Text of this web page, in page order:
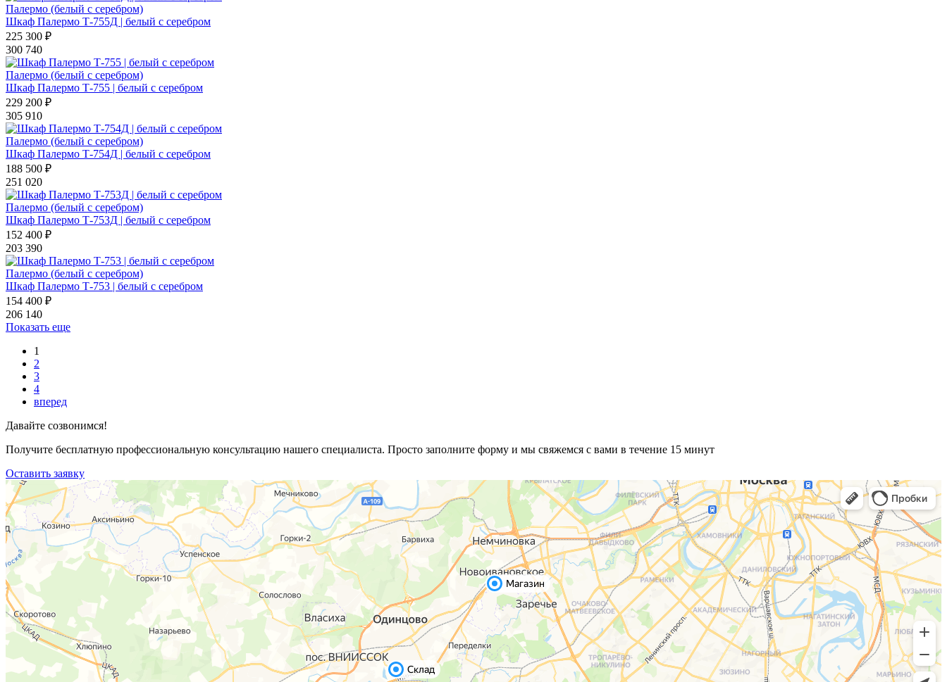
Палермо (белый с серебром)
Шкаф Палермо Т-755Д | белый с серебром
225 300 ₽
300 740
Палермо (белый с серебром)
Шкаф Палермо Т-755 | белый с серебром
229 200 ₽
305 910
Палермо (белый с серебром)
Шкаф Палермо Т-754Д | белый с серебром
188 500 ₽
251 020
Палермо (белый с серебром)
Шкаф Палермо Т-753Д | белый с серебром
152 400 ₽
203 390
Палермо (белый с серебром)
Шкаф Палермо Т-753 | белый с серебром
154 400 ₽
206 140
Показать еще
1
2
3
4
вперед
Давайте созвонимся!
Получите бесплатную профессиональную консультацию нашего специалиста. Просто заполните форму и мы свяжемся с вами в течение 15 минут
Оставить заявку